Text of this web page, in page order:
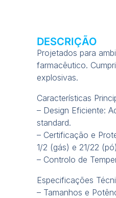
DESCRIÇÃO
Projetados para
farmacêutico.
explosivas.
Características
– Design Eficiente:
standard.
– Certificação e
1/2 (gás) e 21/22
– Controlo de
Especificações
– Tamanhos e